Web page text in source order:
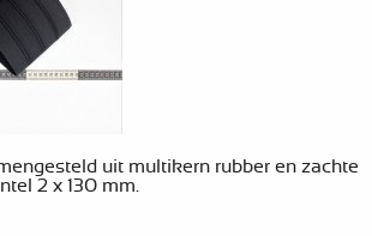
uit multikern rubber en zachte
2 x 130 mm.